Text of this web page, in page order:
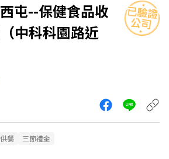
屯--保健食品收
中科科園路近
餐 三節禮金